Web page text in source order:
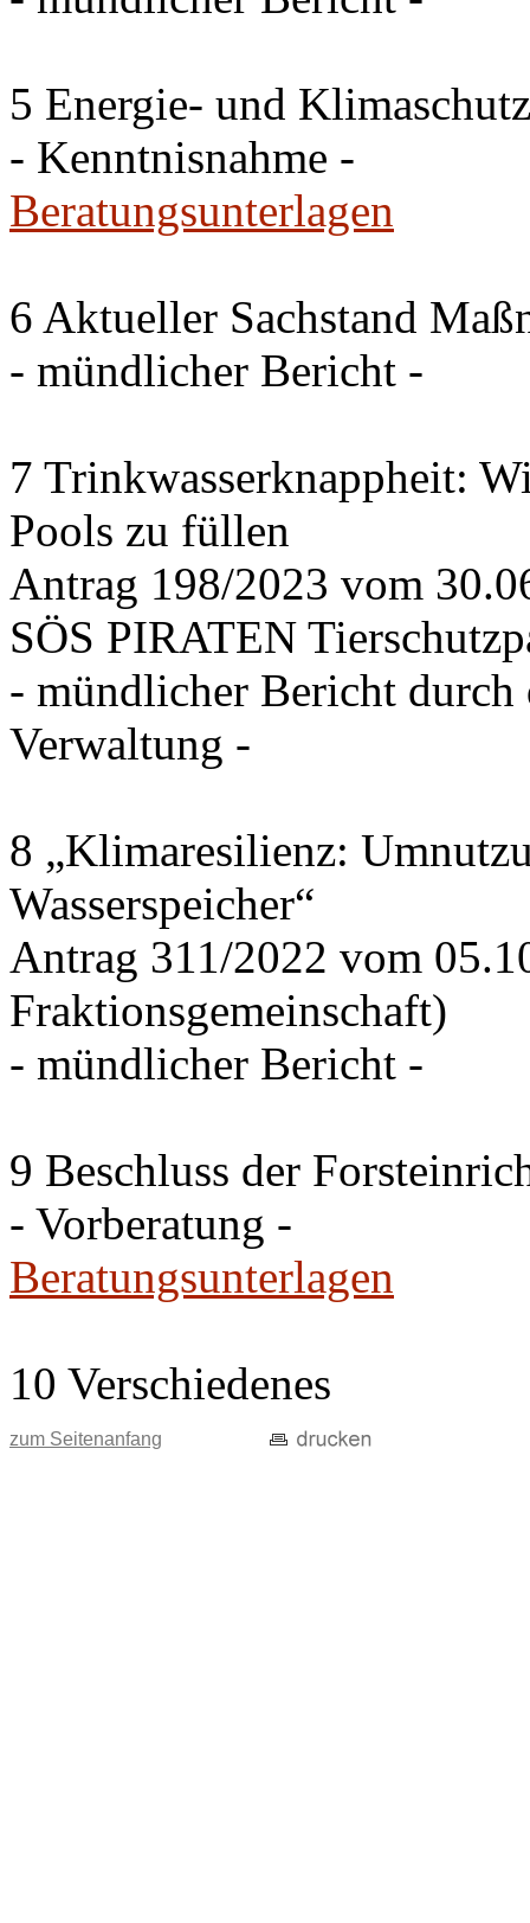
5 Energie- und
- Kenntnisnahme -
Beratungsunterlagen
6 Aktueller Sachstand
- mündlicher Bericht -
7 Trinkwasserknappheit:
Pools zu füllen
Antrag 198/2023 vom
SÖS PIRATEN
- mündlicher Bericht
Verwaltung -
8 „Klimaresilienz:
Wasserspeicher“
Antrag 311/2022 vom
Fraktionsgemeinschaft)
- mündlicher Bericht -
9 Beschluss der
- Vorberatung -
Beratungsunterlagen
10 Verschiedenes
zum Seitenanfang